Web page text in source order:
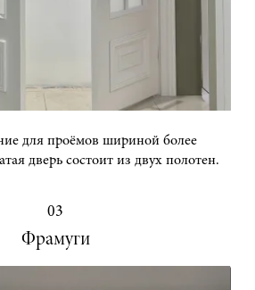
для проёмов шириной более
дверь состоит из двух полотен.
03
Фрамуги